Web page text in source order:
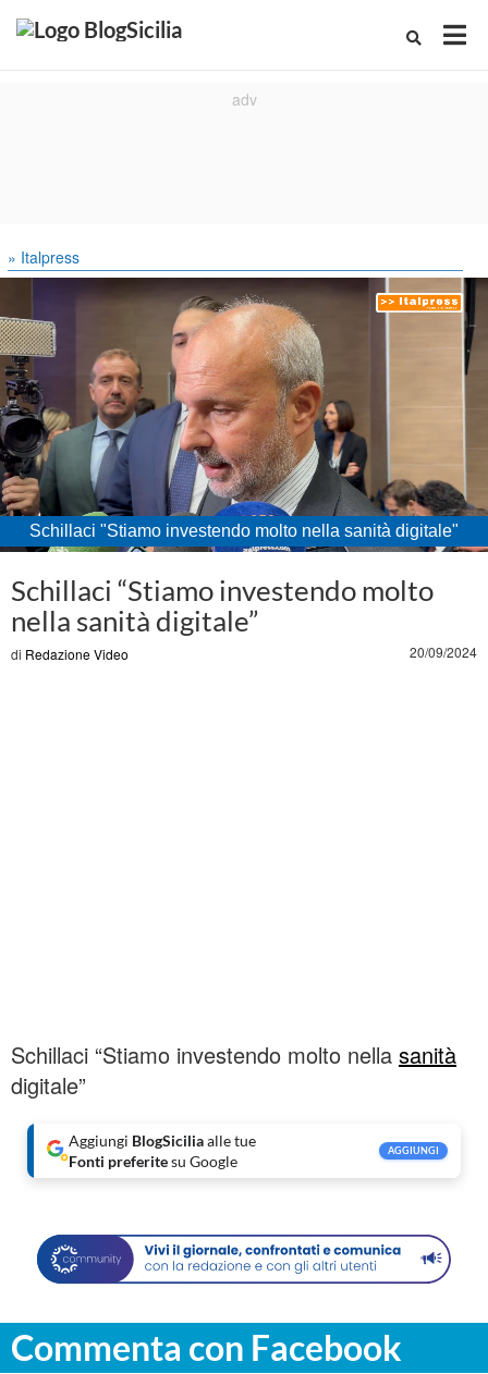
» Italpress
Schillaci "Stiamo investendo molto nella sanità digitale"
Unmute Loaded:
Schillaci “Stiamo investendo molto
nella sanità digitale”
di Redazione Video 20/09/2024
Schillaci “Stiamo investendo molto nella sanità
digitale”
Aggiungi BlogSiciliaalle tue
Fonti preferitesu Google
AGGIUNGI
Commenta con Facebook